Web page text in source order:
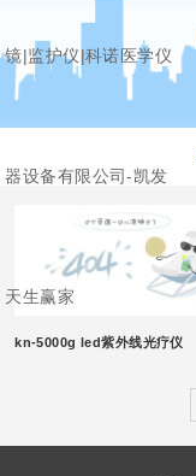
镜|监护仪|科诺医学仪
器设备有限公司-凯发
天生赢家
kn-5000g led紫外线光疗仪